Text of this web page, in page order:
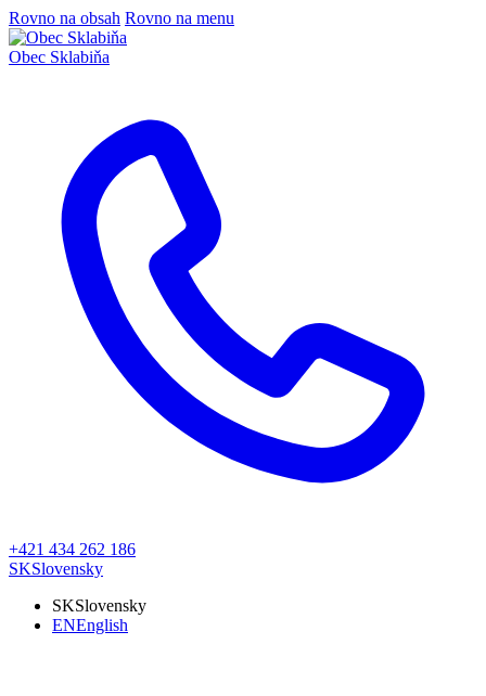
Rovno na obsah Rovno na menu
Obec Sklabiňa
+421 434 262 186
SKSlovensky
SKSlovensky
ENEnglish